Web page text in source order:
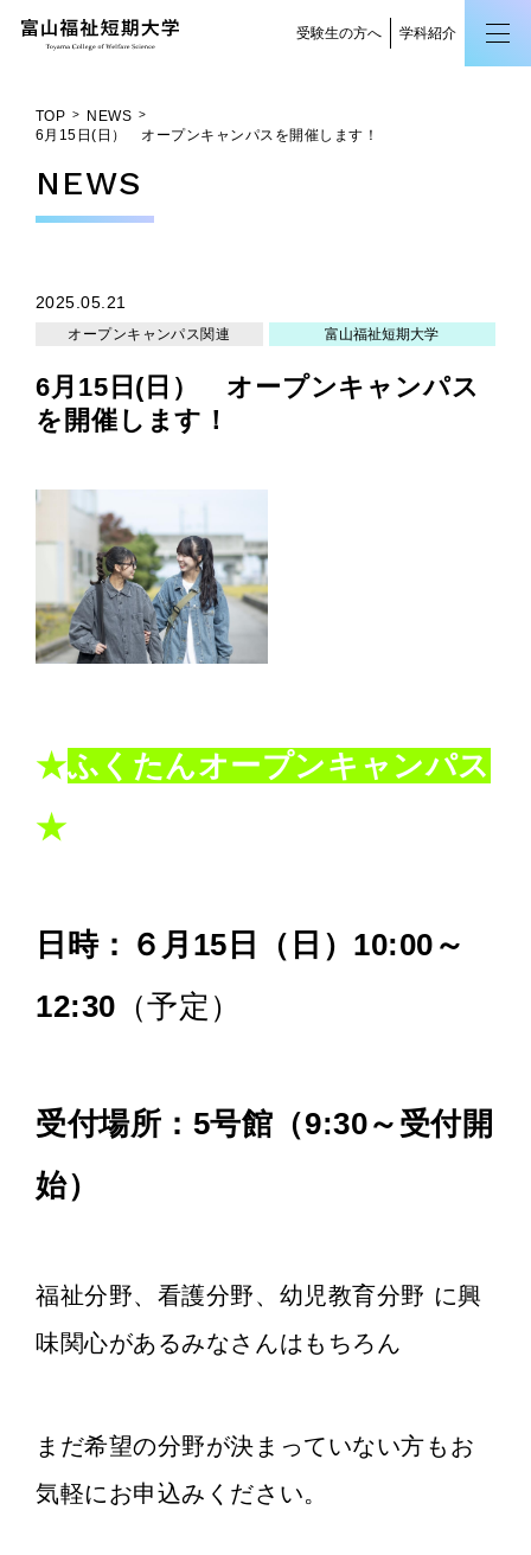
受験生の方へ 学科紹介
TOP
NEWS
6月15日(日） オープンキャンパスを開催します！
NEWS
2025.05.21
オープンキャンパス関連 富山福祉短期大学
6月15日(日） オープンキャンパス
を開催します！
★ふくたんオープンキャンパス
★
日時：６月15日（日）10:00～
12:30 （予定）
受付場所：5号館（9:30～受付開
始）
福祉分野、看護分野、幼児教育分野 に興
味関心があるみなさんはもちろん
まだ希望の分野が決まっていない方もお
気軽にお申込みください。